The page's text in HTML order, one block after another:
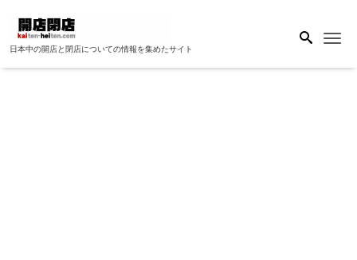
日本中の開店と閉店についての情報を集めたサイト